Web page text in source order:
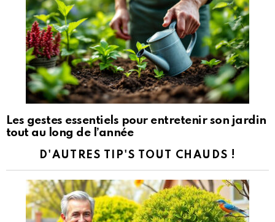
Les gestes essentiels pour entretenir son jardin
tout au long de l’année
D'AUTRES TIP'S TOUT CHAUDS !